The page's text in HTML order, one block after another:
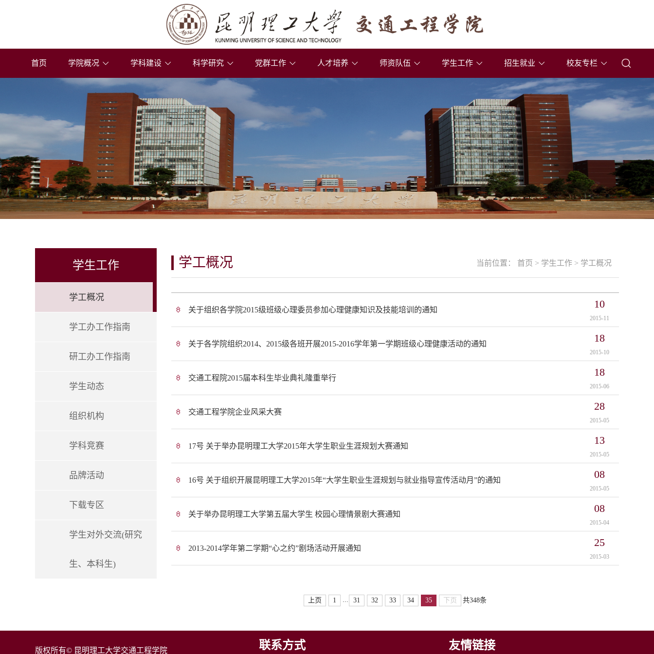
首页 学院概况 学科建设 科学研究 党群工作 人才培养 师资队伍 学生工作 招生就业 校友专栏
学生工作
学工概况
学工办工作指南
研工办工作指南
学生动态
组织机构
学科竞赛
品牌活动
下载专区
学生对外交流(研究
生、本科生)
学工概况 当前位置： 首页 > 学生工作 > 学工概况
关于组织各学院2015级班级心理委员参加心理健康知识及技能培训的通知 10
2015-11
关于各学院组织2014、2015级各班开展2015-2016学年第一学期班级心理健康活动的通知 18
2015-10
交通工程院2015届本科生毕业典礼隆重举行 18
2015-06
交通工程学院企业风采大赛 28
2015-05
17号 关于举办昆明理工大学2015年大学生职业生涯规划大赛通知 13
2015-05
16号 关于组织开展昆明理工大学2015年“大学生职业生涯规划与就业指导宣传活动月”的通知 08
2015-05
关于举办昆明理工大学第五届大学生 校园心理情景剧大赛通知 08
2015-04
2013-2014学年第二学期“心之约”剧场活动开展通知 25
2015-03
上页 1 ... 31 32 33 34 35 下页 共348条
版权所有© 昆明理工大学交通工程学院 联系方式 友情链接